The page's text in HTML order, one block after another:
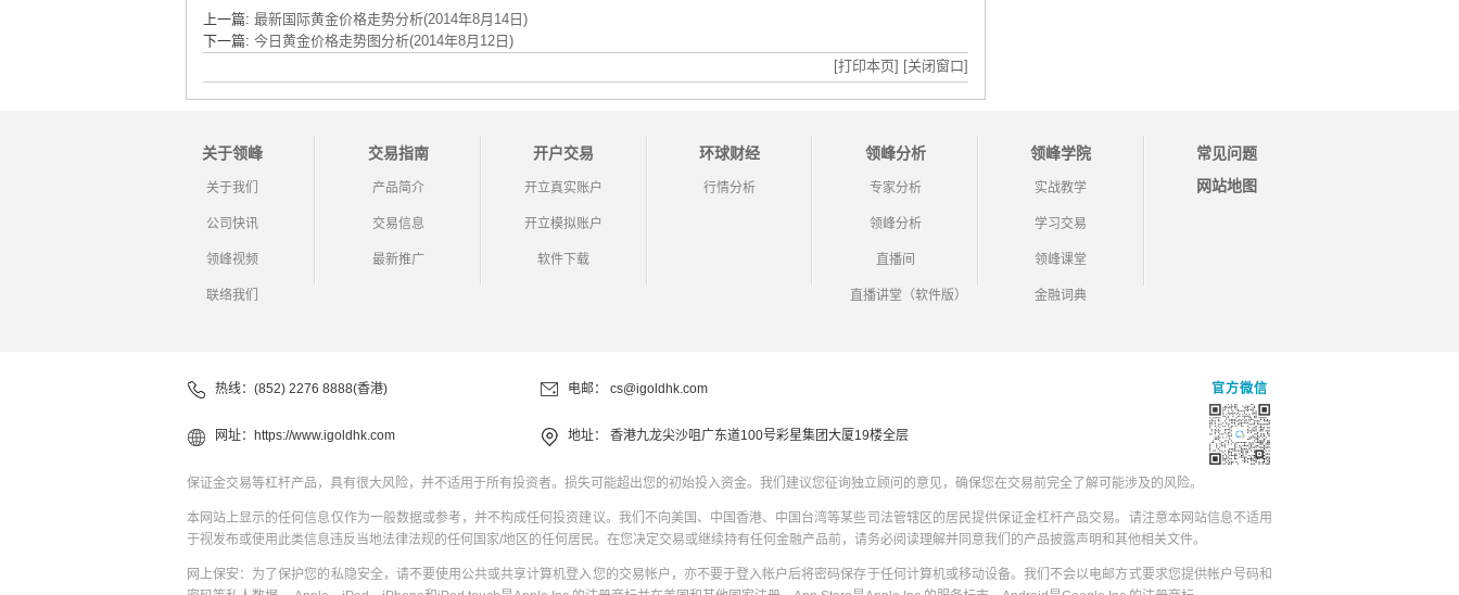
上一篇: 最新国际黄金价格走势分析(2014年8月14日)
下一篇: 今日黄金价格走势图分析(2014年8月12日)
[打印本页] [关闭窗口]
关于领峰
关于我们
公司快讯
领峰视频
联络我们
交易指南
产品简介
交易信息
最新推广
开户交易
开立真实账户
开立模拟账户
软件下载
环球财经
行情分析
领峰分析
专家分析
领峰分析
直播间
直播讲堂（软件版）
领峰学院
实战教学
学习交易
领峰课堂
金融词典
常见问题
网站地图
热线：(852) 2276 8888(香港) 电邮： cs@igoldhk.com
网址： https://www.igoldhk.com 地址： 香港九龙尖沙咀广东道100号彩星集团大厦19楼全层
官方微信
保证金交易等杠杆产品，具有很大风险，并不适用于所有投资者。损失可能超出您的初始投入资金。我们建议您征询独立顾问的意见，确保您在交易前完全了解可能涉及的风险。
本网站上显示的任何信息仅作为一般数据或参考，并不构成任何投资建议。我们不向美国、中国香港、中国台湾等某些司法管辖区的居民提供保证金杠杆产品交易。请注意本网站信息不适用
于视发布或使用此类信息违反当地法律法规的任何国家/地区的任何居民。在您决定交易或继续持有任何金融产品前，请务必阅读理解并同意我们的产品披露声明和其他相关文件。
网上保安：为了保护您的私隐安全，请不要使用公共或共享计算机登入您的交易帐户，亦不要于登入帐户后将密码保存于任何计算机或移动设备。我们不会以电邮方式要求您提供帐户号码和